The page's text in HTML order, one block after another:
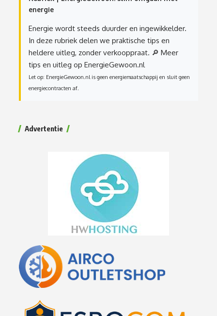
energie
Energie wordt steeds duurder en ingewikkelder.
In deze rubriek delen we praktische tips en
heldere uitleg, zonder verkooppraat. 🔎 Meer
tips en uitleg op EnergieGewoon.nl
Let op: EnergieGewoon.nl is geen energiemaatschappij en sluit geen
energiecontracten af.
Advertentie